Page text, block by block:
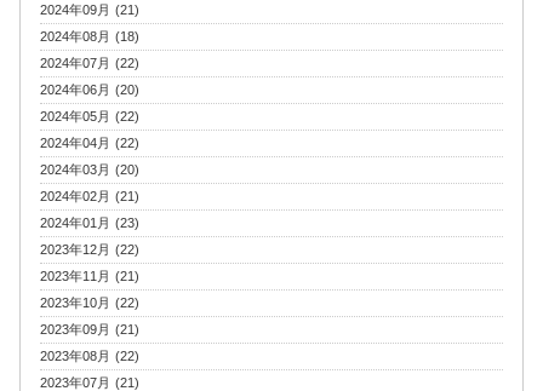
2024年09月 (21)
2024年08月 (18)
2024年07月 (22)
2024年06月 (20)
2024年05月 (22)
2024年04月 (22)
2024年03月 (20)
2024年02月 (21)
2024年01月 (23)
2023年12月 (22)
2023年11月 (21)
2023年10月 (22)
2023年09月 (21)
2023年08月 (22)
2023年07月 (21)